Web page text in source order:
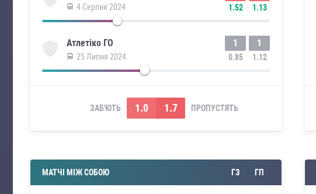
4 Серпня 2024 1.52 1.13
Атлетіко ГО
25 Липня 2024
1
0.85
1
1.12
ЗАБ'ЮТЬ 1.0 1.7 ПРОПУСТЯТЬ
МАТЧІ МІЖ СОБОЮ ГЗ ГП